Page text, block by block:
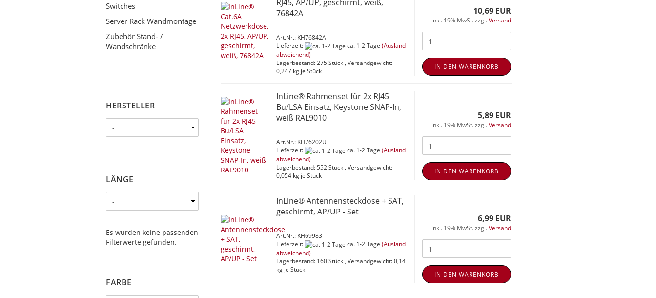
RJ45, AP/UP, geschirmt, weiß,
76842A
Art.Nr.: KH76842A
Lieferzeit:
ca. 1-2 Tage (Ausland
abweichend)
Lagerbestand: 275 Stück , Versandgewicht:
0,247 kg je Stück
10,69 EUR
inkl. 19% MwSt. zzgl.Versand
IN DEN WARENKORB
InLine® Rahmenset für 2x RJ45
Bu/LSA Einsatz, Keystone SNAP-In,
weiß RAL9010
Art.Nr.: KH76202U
Lieferzeit:
ca. 1-2 Tage (Ausland
abweichend)
Lagerbestand: 552 Stück , Versandgewicht:
0,054 kg je Stück
5,89 EUR
inkl. 19% MwSt. zzgl.Versand
IN DEN WARENKORB
InLine® Antennensteckdose + SAT,
geschirmt, AP/UP - Set
Art.Nr.: KH69983
Lieferzeit:
ca. 1-2 Tage (Ausland
abweichend)
Lagerbestand: 160 Stück , Versandgewicht:0,14
kg je Stück
6,99 EUR
inkl. 19% MwSt. zzgl.Versand
IN DEN WARENKORB
Switches
Server Rack Wandmontage
Zubehör Stand- /
Wandschränke
HERSTELLER
HERSTELLER
LÄNGE
LÄNGE
Es wurden keine passenden
Filterwerte gefunden.
FARBE
FARBE